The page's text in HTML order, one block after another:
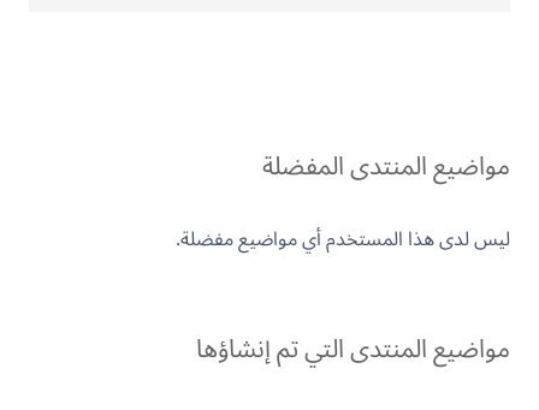
مواضيع المنتدى المفضلة
ليس لدى هذا المستخدم أي مواضيع مفضلة.
مواضيع المنتدى التي تم إنشاؤها